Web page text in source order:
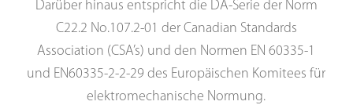
Darüber hinaus entspricht die DA-Serie der Norm
C22.2 No.107.2-01 der Canadian Standards
Association (CSA’s) und den Normen EN 60335-1
und EN60335-2-2-29 des Europäischen Komitees für
elektromechanische Normung.